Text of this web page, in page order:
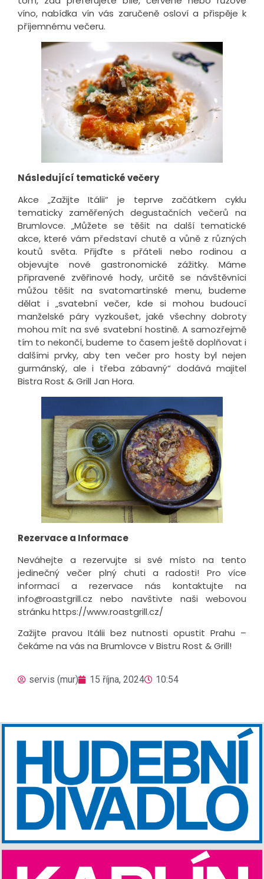
víno, nabídka vín vás zaručeně osloví a přispěje k
příjemnému večeru.
Následující tematické večery
Akce „Zažijte Itálii“ je teprve začátkem cyklu
tematicky zaměřených degustačních večerů na
Brumlovce. „Můžete se těšit na další tematické
akce, které vám představí chutě a vůně z různých
koutů světa. Přijďte s přáteli nebo rodinou a
objevujte nové gastronomické zážitky. Máme
připravené zvěřinové hody, určitě se návštěvníci
můžou těšit na svatomartinské menu, budeme
dělat i „svatební večer, kde si mohou budoucí
manželské páry vyzkoušet, jaké všechny dobroty
mohou mít na své svatební hostině. A samozřejmě
tím to nekončí, budeme to časem ještě doplňovat i
dalšími prvky, aby ten večer pro hosty byl nejen
gurmánský, ale i třeba zábavný“ dodává majitel
Bistra Rost & Grill Jan Hora.
Rezervace a Informace
Neváhejte a rezervujte si své místo na tento
jedinečný večer plný chuti a radosti! Pro více
informací a rezervace nás kontaktujte na
info@roastgrill.cz nebo navštivte naši webovou
stránku https://www.roastgrill.cz/
Zažijte pravou Itálii bez nutnosti opustit Prahu –
čekáme na vás na Brumlovce v Bistru Rost & Grill!
servis (mur) 15 října, 2024 10:54